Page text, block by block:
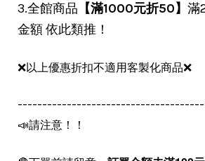
3.全館商品 【滿1000元折50】 滿
金額 依此類推！
❌以上優惠折扣不適用客製化商品❌
📣請注意！！